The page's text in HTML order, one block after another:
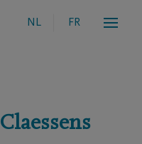
NL FR
Claessens